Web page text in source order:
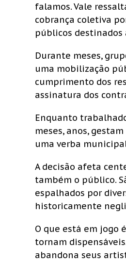
falamos. Vale
cobrança coletiva
públicos destinados
Durante meses,
uma mobilização
cumprimento dos
assinatura dos
Enquanto
meses, anos,
uma verba
A decisão afeta
também o público.
espalhados por
historicamente
O que está em jogo
tornam
abandona seus